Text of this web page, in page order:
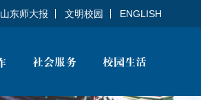
山东师大报 文明校园 ENGLISH